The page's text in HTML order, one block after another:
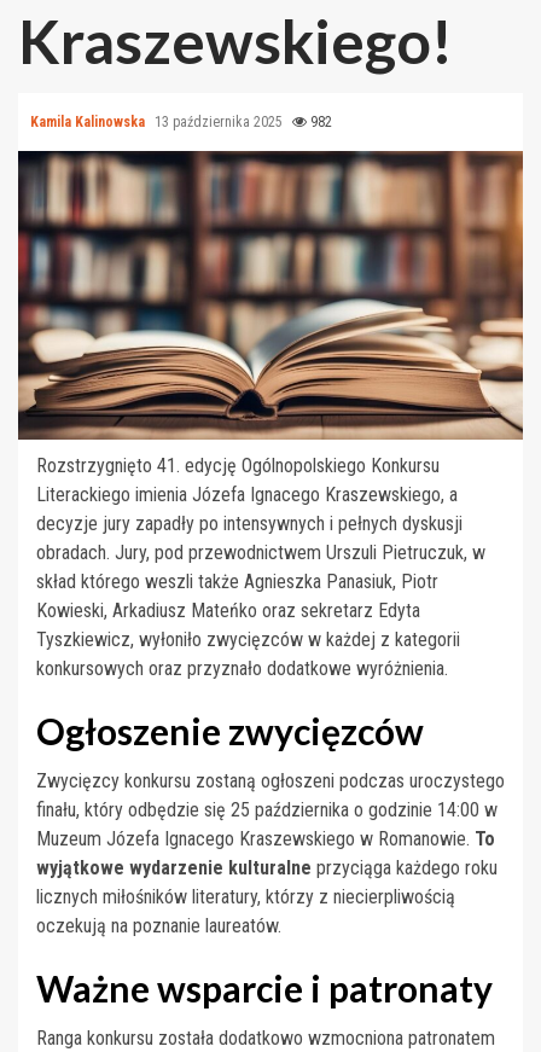
Kraszewskiego!
Kamila Kalinowska 13 października 2025 982
Rozstrzygnięto 41. edycję Ogólnopolskiego Konkursu
Literackiego imienia Józefa Ignacego Kraszewskiego, a
decyzje jury zapadły po intensywnych i pełnych dyskusji
obradach. Jury, pod przewodnictwem Urszuli Pietruczuk, w
skład którego weszli także Agnieszka Panasiuk, Piotr
Kowieski, Arkadiusz Mateńko oraz sekretarz Edyta
Tyszkiewicz, wyłoniło zwycięzców w każdej z kategorii
konkursowych oraz przyznało dodatkowe wyróżnienia.
Ogłoszenie zwycięzców
Zwycięzcy konkursu zostaną ogłoszeni podczas uroczystego
finału, który odbędzie się 25 października o godzinie 14:00 w
Muzeum Józefa Ignacego Kraszewskiego w Romanowie. To
wyjątkowe wydarzenie kulturalne przyciąga każdego roku
licznych miłośników literatury, którzy z niecierpliwością
oczekują na poznanie laureatów.
Ważne wsparcie i patronaty
Ranga konkursu została dodatkowo wzmocniona patronatem